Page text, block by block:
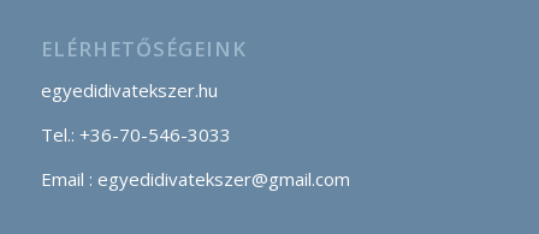
ELÉRHETŐSÉGEINK
egyedidivatekszer.hu
Tel.: +36-70-546-3033
Email : egyedidivatekszer@gmail.com